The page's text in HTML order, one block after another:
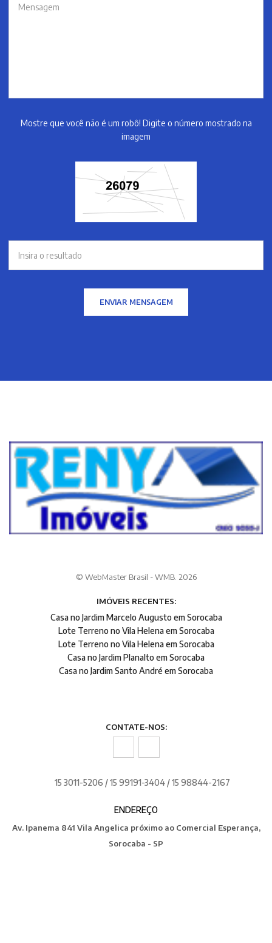
Mostre que você não é um robô! Digite o número mostrado na
imagem
ENVIAR MENSAGEM
© WebMaster Brasil - WMB. 2026
IMÓVEIS RECENTES:
Casa no Jardim Marcelo Augusto em Sorocaba
Lote Terreno no Vila Helena em Sorocaba
Lote Terreno no Vila Helena em Sorocaba
Casa no Jardim Planalto em Sorocaba
Casa no Jardim Santo André em Sorocaba
CONTATE-NOS:
15 3011-5206 / 15 99191-3404 / 15 98844-2167
ENDEREÇO
Av. Ipanema 841 Vila Angelica próximo ao Comercial Esperança,
Sorocaba - SP